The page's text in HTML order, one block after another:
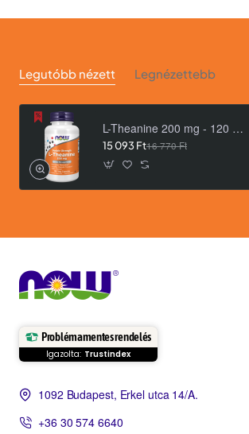
Legutóbb nézett Legnézettebb
L-Theanine 200 mg - 120 Veg Capsules
15 093 Ft16 770 Ft
Problémamentes rendelés
Igazolta: Trustindex
1092 Budapest, Erkel utca 14/A.
+36 30 574 6640